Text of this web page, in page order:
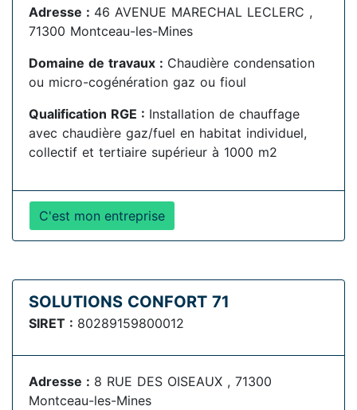
Adresse : 46 AVENUE MARECHAL LECLERC ,
71300 Montceau-les-Mines
Domaine de travaux : Chaudière condensation
ou micro-cogénération gaz ou fioul
Qualification RGE : Installation de chauffage
avec chaudière gaz/fuel en habitat individuel,
collectif et tertiaire supérieur à 1000 m2
C'est mon entreprise
SOLUTIONS CONFORT 71
SIRET : 80289159800012
Adresse : 8 RUE DES OISEAUX , 71300
Montceau-les-Mines